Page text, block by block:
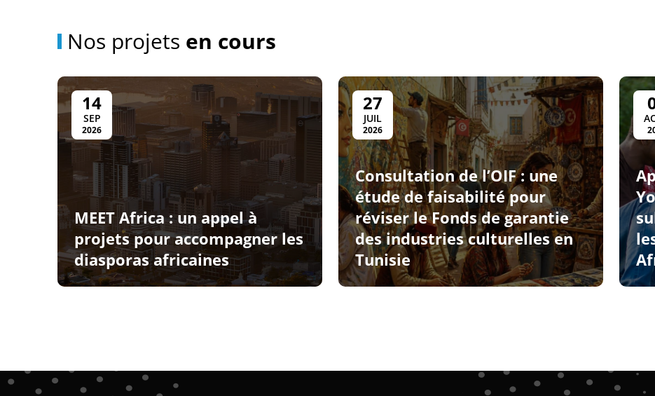
Nos projets en cours
14
SEP
2026
MEET Africa : un appel à
projets pour accompagner les
diasporas africaines
27
JUIL
2026
Consultation de l’OIF : une
étude de faisabilité pour
réviser le Fonds de garantie
des industries culturelles en
Tunisie